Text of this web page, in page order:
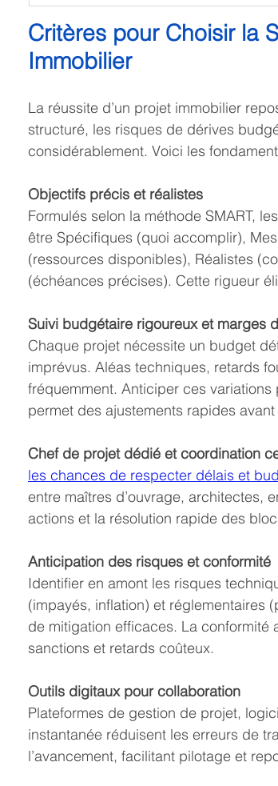
Critères pour Choisir la
Immobilier
La réussite d’un projet immobilier
structuré, les risques de dérives
considérablement. Voici les
Objectifs précis et réalistes
Formulés selon la méthode SMART,
être Spécifiques (quoi accomplir),
(ressources disponibles), Réalistes
(échéances précises). Cette rigueur
Suivi budgétaire rigoureux et marges
Chaque projet nécessite un budget
imprévus. Aléas techniques, retards
fréquemment. Anticiper ces
permet des ajustements rapides
Chef de projet dédié et coordination
les chances de respecter délais et
entre maîtres d’ouvrage, architectes,
actions et la résolution rapide des
Anticipation des risques et conformité
Identifier en amont les risques
(impayés, inflation) et réglementaires
de mitigation efficaces. La conformité
sanctions et retards coûteux.
Outils digitaux pour collaboration
Plateformes de gestion de projet,
instantanée réduisent les erreurs de
l’avancement, facilitant pilotage et